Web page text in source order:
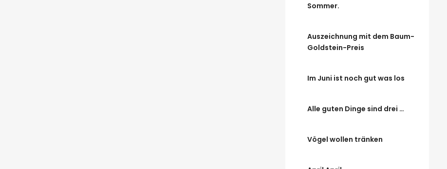
Sommer.
Auszeichnung mit dem Baum-
Goldstein-Preis
Im Juni ist noch gut was los
Alle guten Dinge sind drei …
Vögel wollen tränken